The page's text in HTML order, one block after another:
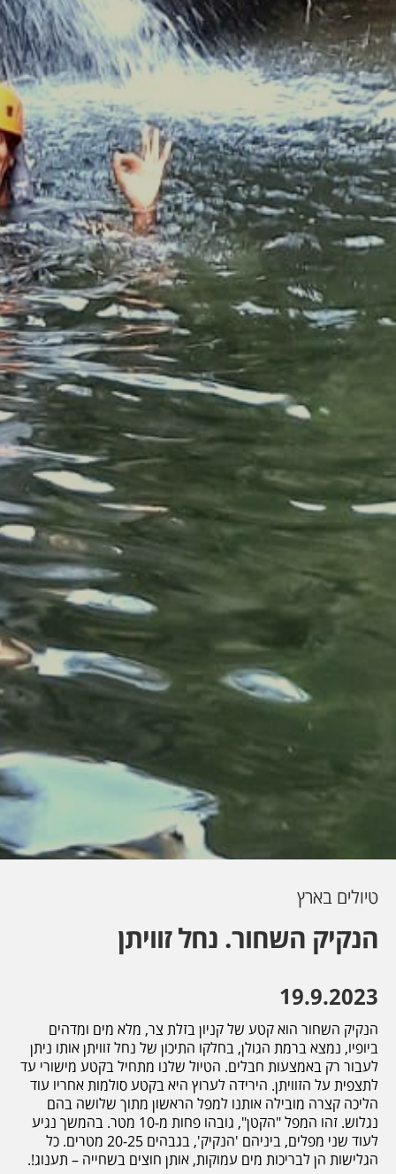
טיולים בארץ
הנקיק השחור. נחל זוויתן
19.9.2023
הנקיק השחור הוא קטע של קניון בזלת צר, מלא מים ומדהים
ביופיו, נמצא ברמת הגולן, בחלקו התיכון של נחל זוויתן אותו ניתן
לעבור רק באמצעות חבלים. הטיול שלנו מתחיל בקטע מישורי עד
לתצפית על הזוויתן. הירידה לערוץ היא בקטע סולמות אחריו עוד
הליכה קצרה מובילה אותנו למפל הראשון מתוך שלושה בהם
נגלוש. זהו המפל "הקטן", גובהו פחות מ-10 מטר. בהמשך נגיע
לעוד שני מפלים, ביניהם 'הנקיק', בגבהים 20-25 מטרים. כל
הגלישות הן לבריכות מים עמוקות, אותן חוצים בשחייה – תענוג!.